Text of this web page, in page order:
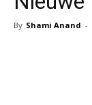
By Shami Anand -